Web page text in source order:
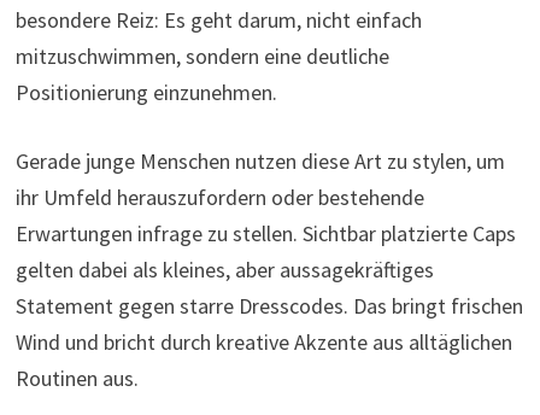
besondere Reiz: Es geht darum, nicht einfach
mitzuschwimmen, sondern eine deutliche
Positionierung einzunehmen.
Gerade junge Menschen nutzen diese Art zu stylen, um
ihr Umfeld herauszufordern oder bestehende
Erwartungen infrage zu stellen. Sichtbar platzierte Caps
gelten dabei als kleines, aber aussagekräftiges
Statement gegen starre Dresscodes. Das bringt frischen
Wind und bricht durch kreative Akzente aus alltäglichen
Routinen aus.